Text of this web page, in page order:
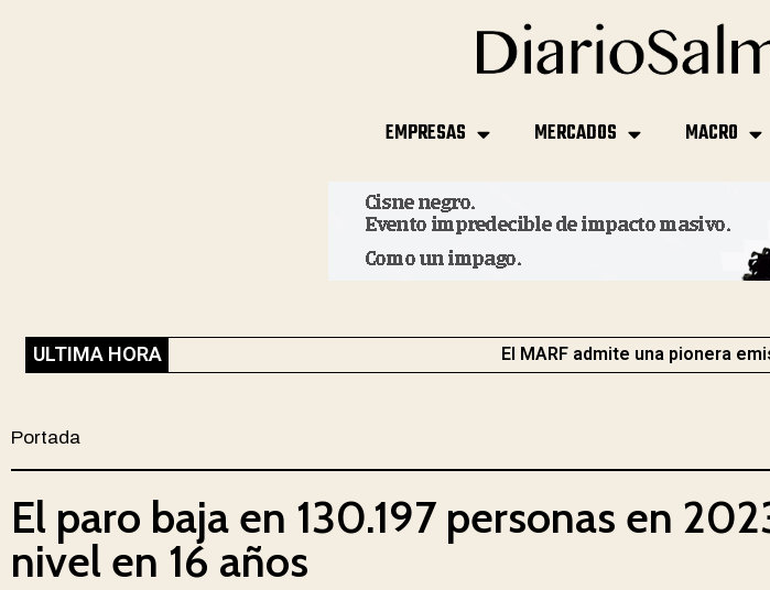
EMPRESAS MERCADOS MACRO
ULTIMA HORA El MARF admite una pionera
Portada
El paro baja en 130.197 personas en
nivel en 16 años